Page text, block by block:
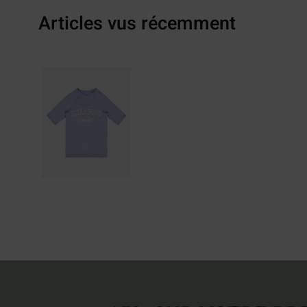
Articles vus récemment